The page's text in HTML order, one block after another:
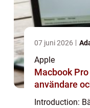
07 juni 2026
Apple
Macbook
användare
Introduction: